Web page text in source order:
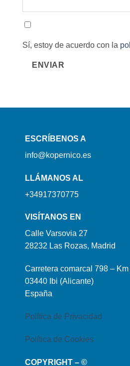
Sí, estoy de acuerdo con la
ENVIAR
ESCRÍBENOS A
info@kopernico.es
LLÁMANOS AL
+34917370775
VISÍTANOS EN
Calle Varsovia 27
28232 Las Rozas, Madrid
Carretera comarcal 798 – Km
03440 Ibi (Alicante)
España
Política de Privacidad
Política de Cookies
COPYRIGHT – ©